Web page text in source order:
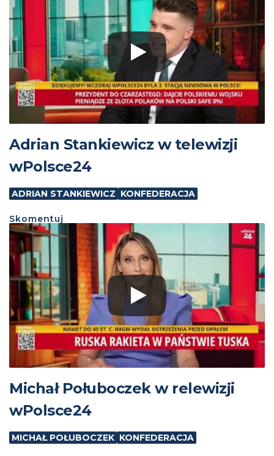
Adrian Stankiewicz w telewizji
wPolsce24
ADRIAN STANKIEWICZ KONFEDERACJA
Skomentuj
Michał Połuboczek w relewizji
wPolsce24
MICHAŁ POŁUBOCZEK KONFEDERACJA